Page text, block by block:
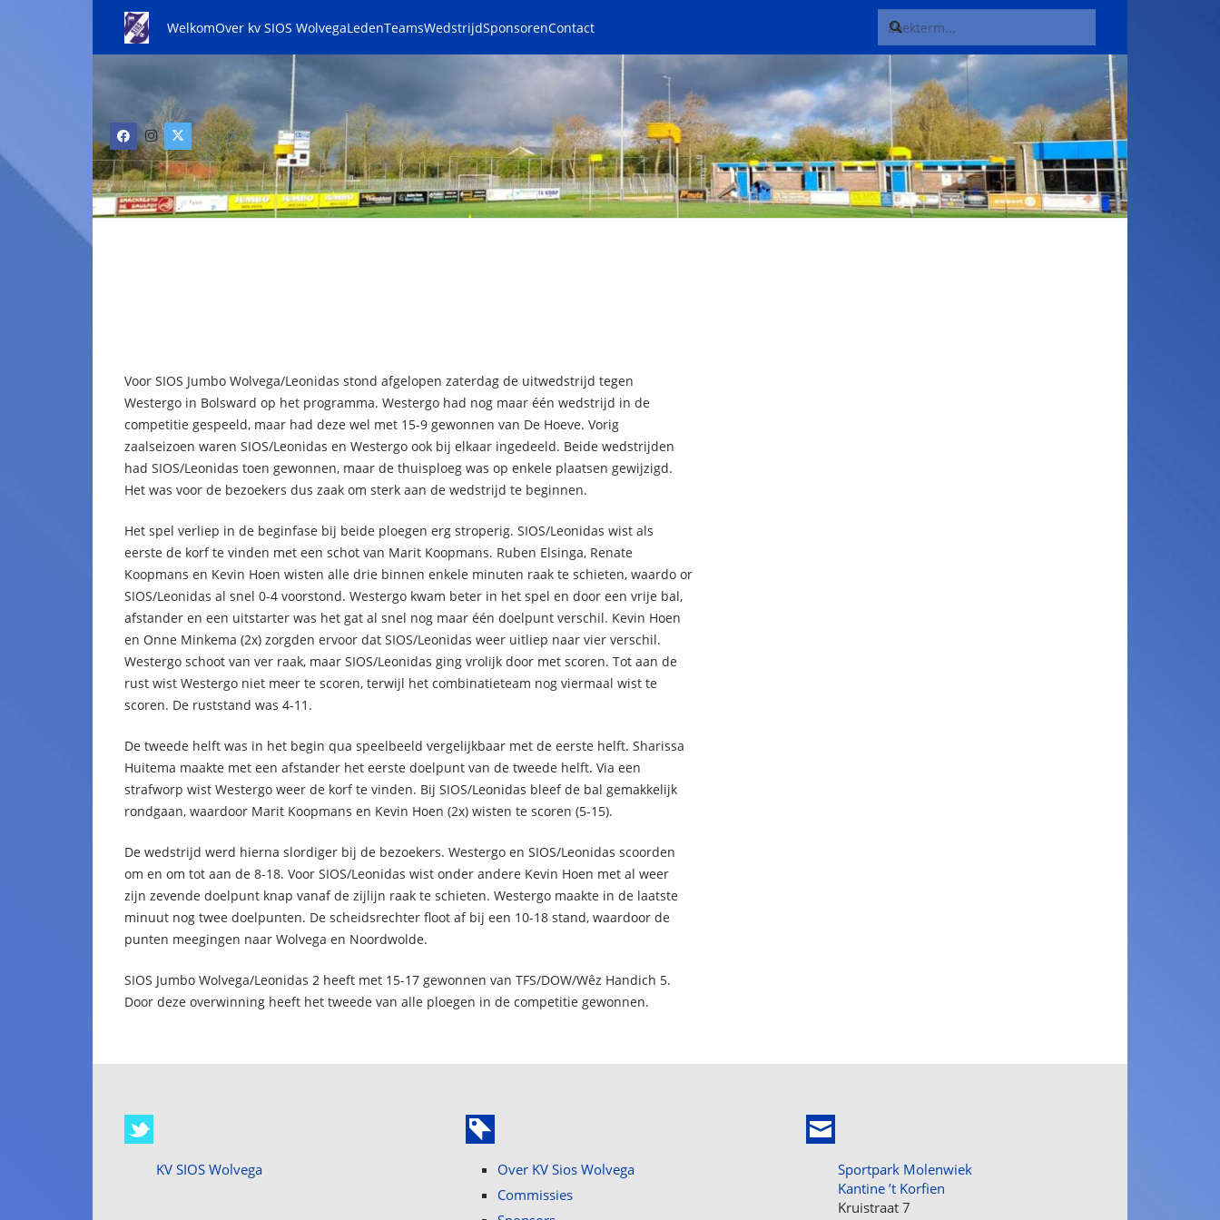
WelkomOver kv SIOS WolvegaLedenTeamsWedstrijdSponsorenContact
Voor SIOS Jumbo Wolvega/Leonidas stond afgelopen zaterdag de uitwedstrijd tegen
Westergo in Bolsward op het programma. Westergo had nog maar één wedstrijd in de
competitie gespeeld, maar had deze wel met 15-9 gewonnen van De Hoeve. Vorig
zaalseizoen waren SIOS/Leonidas en Westergo ook bij elkaar ingedeeld. Beide wedstrijden
had SIOS/Leonidas toen gewonnen, maar de thuisploeg was op enkele plaatsen gewijzigd.
Het was voor de bezoekers dus zaak om sterk aan de wedstrijd te beginnen.
Het spel verliep in de beginfase bij beide ploegen erg stroperig. SIOS/Leonidas wist als
eerste de korf te vinden met een schot van Marit Koopmans. Ruben Elsinga, Renate
Koopmans en Kevin Hoen wisten alle drie binnen enkele minuten raak te schieten, waardo or
SIOS/Leonidas al snel 0-4 voorstond. Westergo kwam beter in het spel en door een vrije bal,
afstander en een uitstarter was het gat al snel nog maar één doelpunt verschil. Kevin Hoen
en Onne Minkema (2x) zorgden ervoor dat SIOS/Leonidas weer uitliep naar vier verschil.
Westergo schoot van ver raak, maar SIOS/Leonidas ging vrolijk door met scoren. Tot aan de
rust wist Westergo niet meer te scoren, terwijl het combinatieteam nog viermaal wist te
scoren. De ruststand was 4-11.
De tweede helft was in het begin qua speelbeeld vergelijkbaar met de eerste helft. Sharissa
Huitema maakte met een afstander het eerste doelpunt van de tweede helft. Via een
strafworp wist Westergo weer de korf te vinden. Bij SIOS/Leonidas bleef de bal gemakkelijk
rondgaan, waardoor Marit Koopmans en Kevin Hoen (2x) wisten te scoren (5-15).
De wedstrijd werd hierna slordiger bij de bezoekers. Westergo en SIOS/Leonidas scoorden
om en om tot aan de 8-18. Voor SIOS/Leonidas wist onder andere Kevin Hoen met al weer
zijn zevende doelpunt knap vanaf de zijlijn raak te schieten. Westergo maakte in de laatste
minuut nog twee doelpunten. De scheidsrechter floot af bij een 10-18 stand, waardoor de
punten meegingen naar Wolvega en Noordwolde.
SIOS Jumbo Wolvega/Leonidas 2 heeft met 15-17 gewonnen van TFS/DOW/Wêz Handich 5.
Door deze overwinning heeft het tweede van alle ploegen in de competitie gewonnen.
KV SIOS Wolvega
Over KV Sios Wolvega
Commissies
Sportpark Molenwiek
Kantine ’t Korfien
Kruistraat 7